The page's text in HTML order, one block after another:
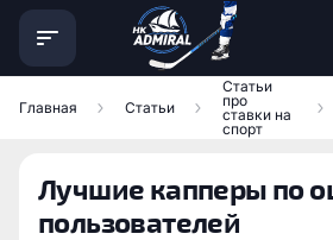
Главная Статьи
Статьи
про
ставки на
спорт
Лучшие капперы по
пользователей